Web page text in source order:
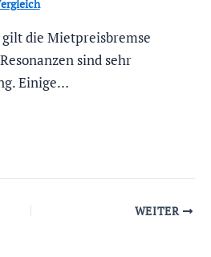
die Mietpreisbremse
sind sehr
Einige…
WEITER